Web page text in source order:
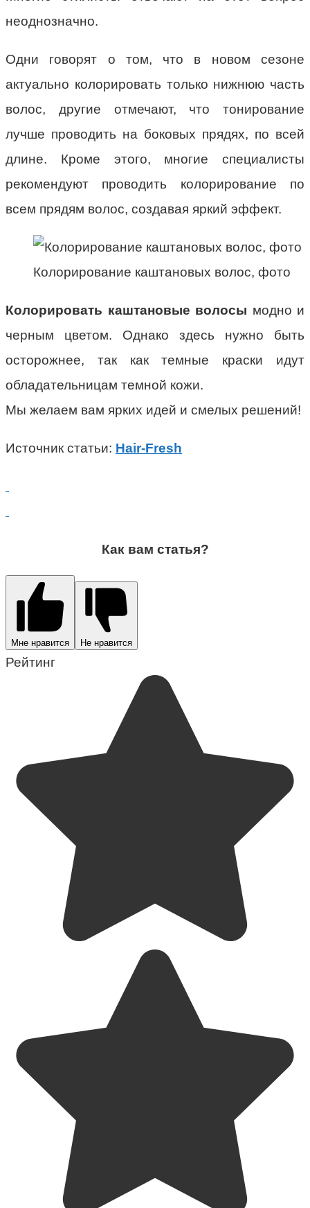
неоднозначно.
Одни говорят о том, что в новом сезоне
актуально колорировать только нижнюю часть
волос, другие отмечают, что тонирование
лучше проводить на боковых прядях, по всей
длине. Кроме этого, многие специалисты
рекомендуют проводить колорирование по
всем прядям волос, создавая яркий эффект.
Колорирование каштановых волос, фото
Колорировать каштановые волосы модно и
черным цветом. Однако здесь нужно быть
осторожнее, так как темные краски идут
обладательницам темной кожи.
Мы желаем вам ярких идей и смелых решений!
Источник статьи: Hair-Fresh
Как вам статья?
Мне нравится Не нравится
Рейтинг